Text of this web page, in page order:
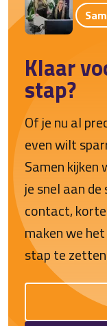
Klaar
stap?
Of je nu al
even wilt
Samen kijken
je snel aan
contact,
maken we
stap te